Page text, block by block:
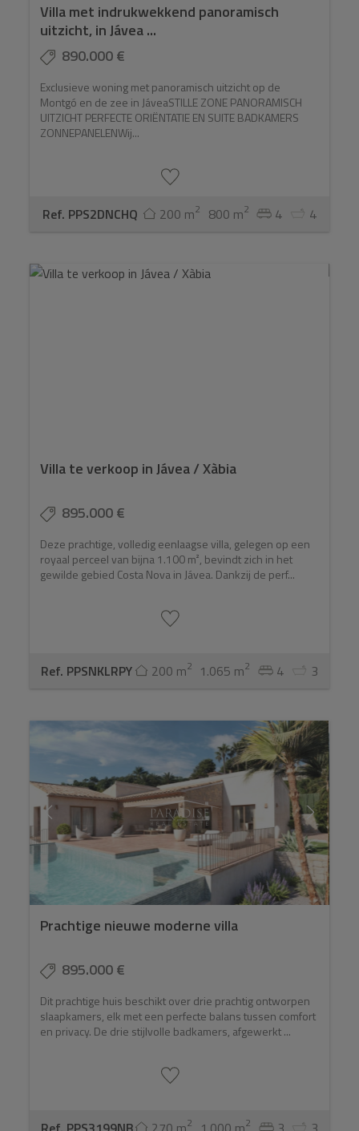
Villa met indrukwekkend panoramisch
uitzicht, in Jávea ...
890.000 €
Exclusieve woning met panoramisch uitzicht op de
Montgó en de zee in JáveaSTILLE ZONE PANORAMISCH
UITZICHT PERFECTE ORIËNTATIE EN SUITE BADKAMERS
ZONNEPANELENWij...
Ref. PPS2DNCHQ 200 m2 800 m2 4 4
Villa te verkoop in Jávea / Xàbia
895.000 €
Deze prachtige, volledig eenlaagse villa, gelegen op een
royaal perceel van bijna 1.100 m², bevindt zich in het
gewilde gebied Costa Nova in Jávea. Dankzij de perf...
Ref. PPSNKLRPY 200 m2 1.065 m2 4 3
Prachtige nieuwe moderne villa
895.000 €
Dit prachtige huis beschikt over drie prachtig ontworpen
slaapkamers, elk met een perfecte balans tussen comfort
en privacy. De drie stijlvolle badkamers, afgewerkt ...
2 2